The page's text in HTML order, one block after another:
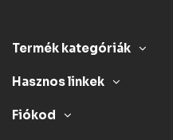
Termék kategóriák
Hasznos linkek
Fiókod